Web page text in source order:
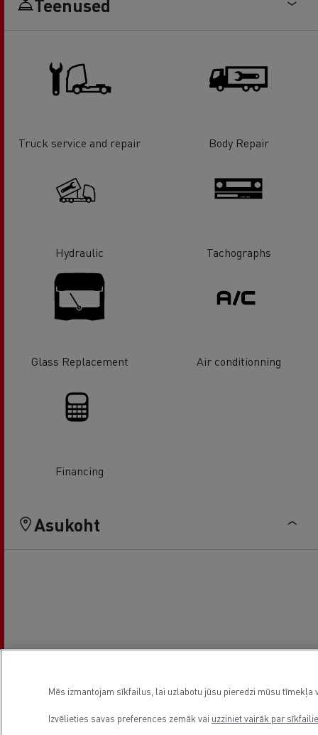
Teenused
Truck service and repair Body Repair
Hydraulic Tachographs
Glass Replacement Air conditionning
Financing
Asukoht
Mēs izmantojam sīkfailus, lai uzlabotu jūsu pieredzi mūsu
Izvēlieties savas preferences zemāk vai uzziniet vairāk par